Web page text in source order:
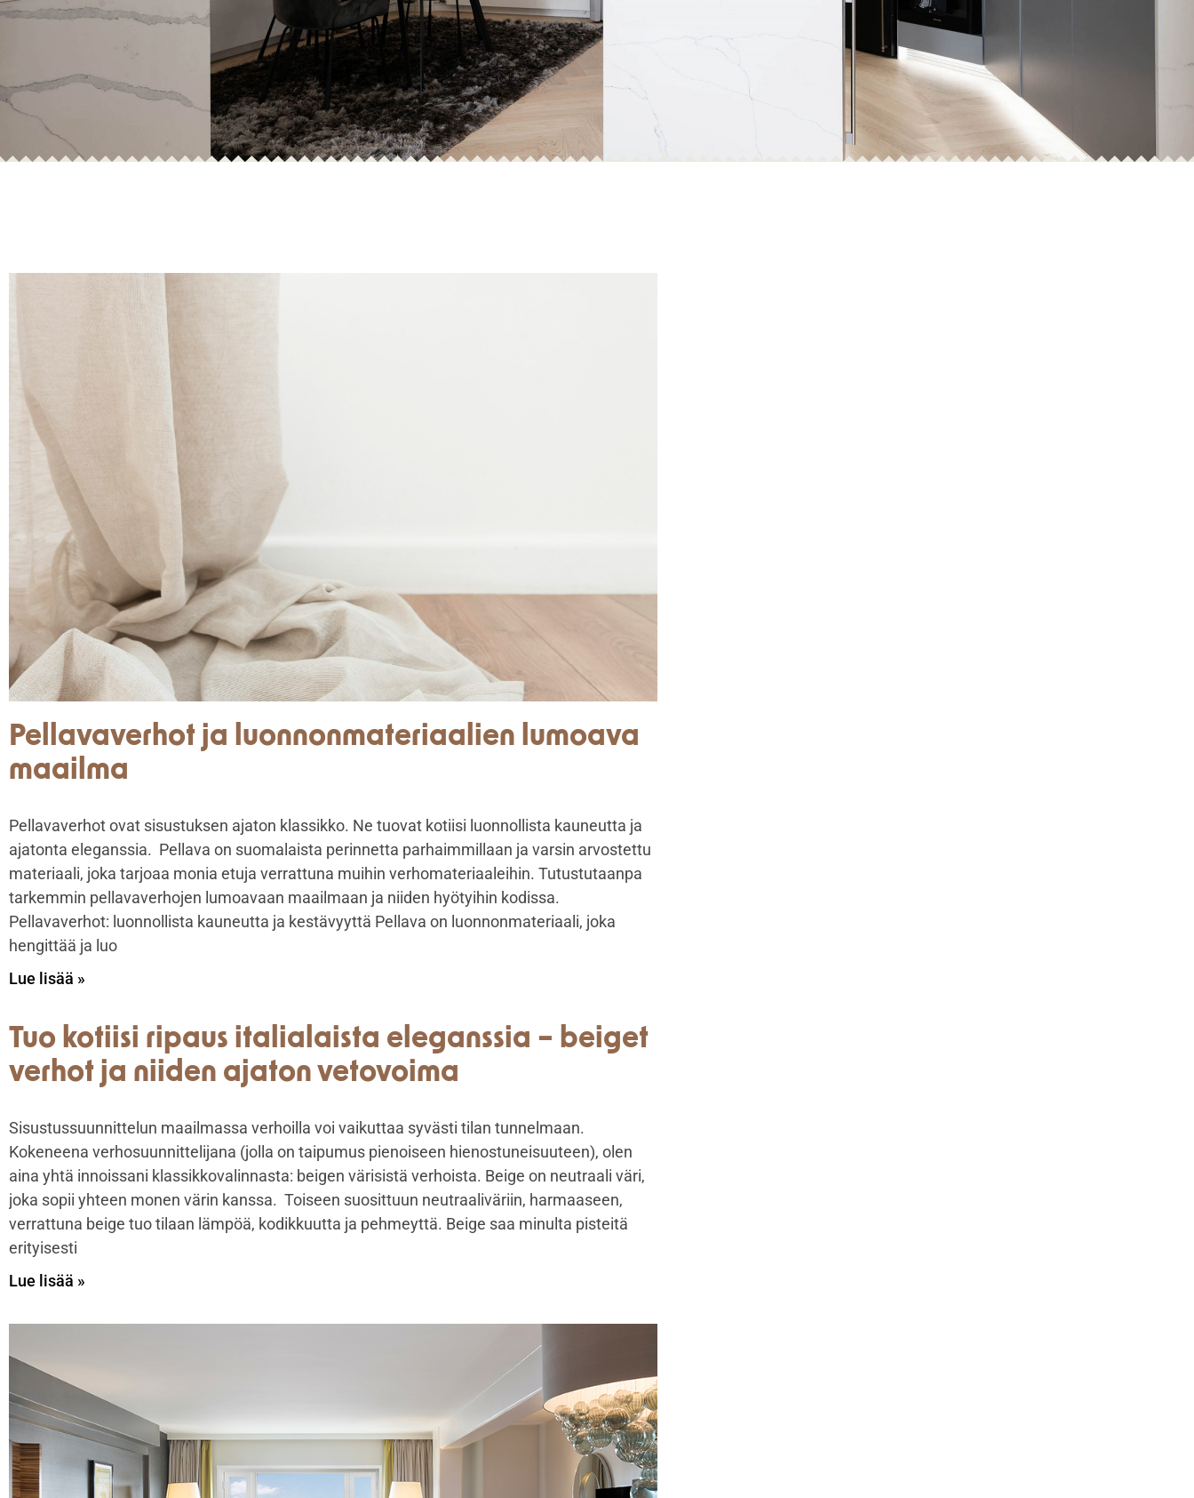
Pellavaverhot ja luonnonmateriaalien lumoava
maailma
Pellavaverhot ovat sisustuksen ajaton klassikko. Ne tuovat kotiisi luonnollista kauneutta ja
ajatonta eleganssia. Pellava on suomalaista perinnetta parhaimmillaan ja varsin arvostettu
materiaali, joka tarjoaa monia etuja verrattuna muihin verhomateriaaleihin. Tutustutaanpa
tarkemmin pellavaverhojen lumoavaan maailmaan ja niiden hyötyihin kodissa.
Pellavaverhot: luonnollista kauneutta ja kestävyyttä Pellava on luonnonmateriaali, joka
hengittää ja luo
Lue lisää »
Tuo kotiisi ripaus italialaista eleganssia – beiget
verhot ja niiden ajaton vetovoima
Sisustussuunnittelun maailmassa verhoilla voi vaikuttaa syvästi tilan tunnelmaan.
Kokeneena verhosuunnittelijana (jolla on taipumus pienoiseen hienostuneisuuteen), olen
aina yhtä innoissani klassikkovalinnasta: beigen värisistä verhoista. Beige on neutraali väri,
joka sopii yhteen monen värin kanssa. Toiseen suosittuun neutraaliväriin, harmaaseen,
verrattuna beige tuo tilaan lämpöä, kodikkuutta ja pehmeyttä. Beige saa minulta pisteitä
erityisesti
Lue lisää »